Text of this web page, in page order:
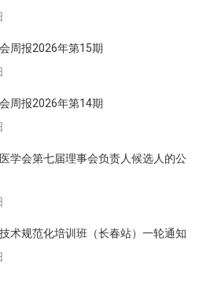
周报2026年第15期
周报2026年第14期
学会第七届理事会负责人候选人的公
术规范化培训班（长春站）一轮通知